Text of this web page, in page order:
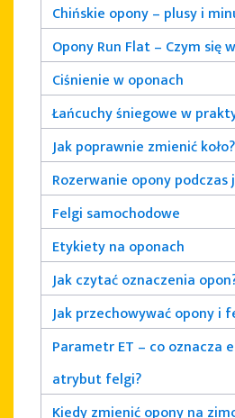
Chińskie opony – plusy i
Opony Run Flat – Czym się
Ciśnienie w oponach
Łańcuchy śniegowe w
Jak poprawnie zmienić koło?
Rozerwanie opony podczas
Felgi samochodowe
Etykiety na oponach
Jak czytać oznaczenia
Jak przechowywać opony i
Parametr ET – co oznacza
atrybut felgi?
Kiedy zmienić opony na